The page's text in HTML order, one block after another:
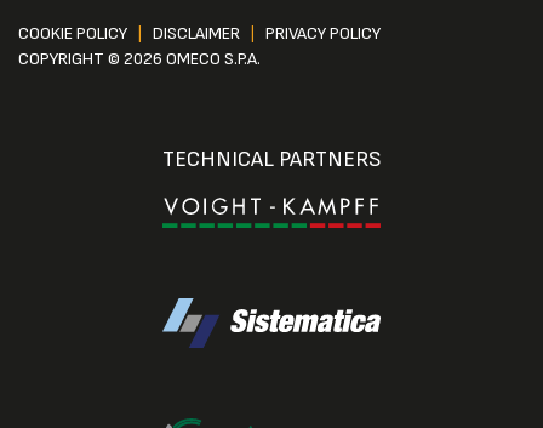
COOKIE POLICY DISCLAIMER
PRIVACY POLICY
COPYRIGHT © 2026 OMECO S.P.A.
TECHNICAL PARTNERS